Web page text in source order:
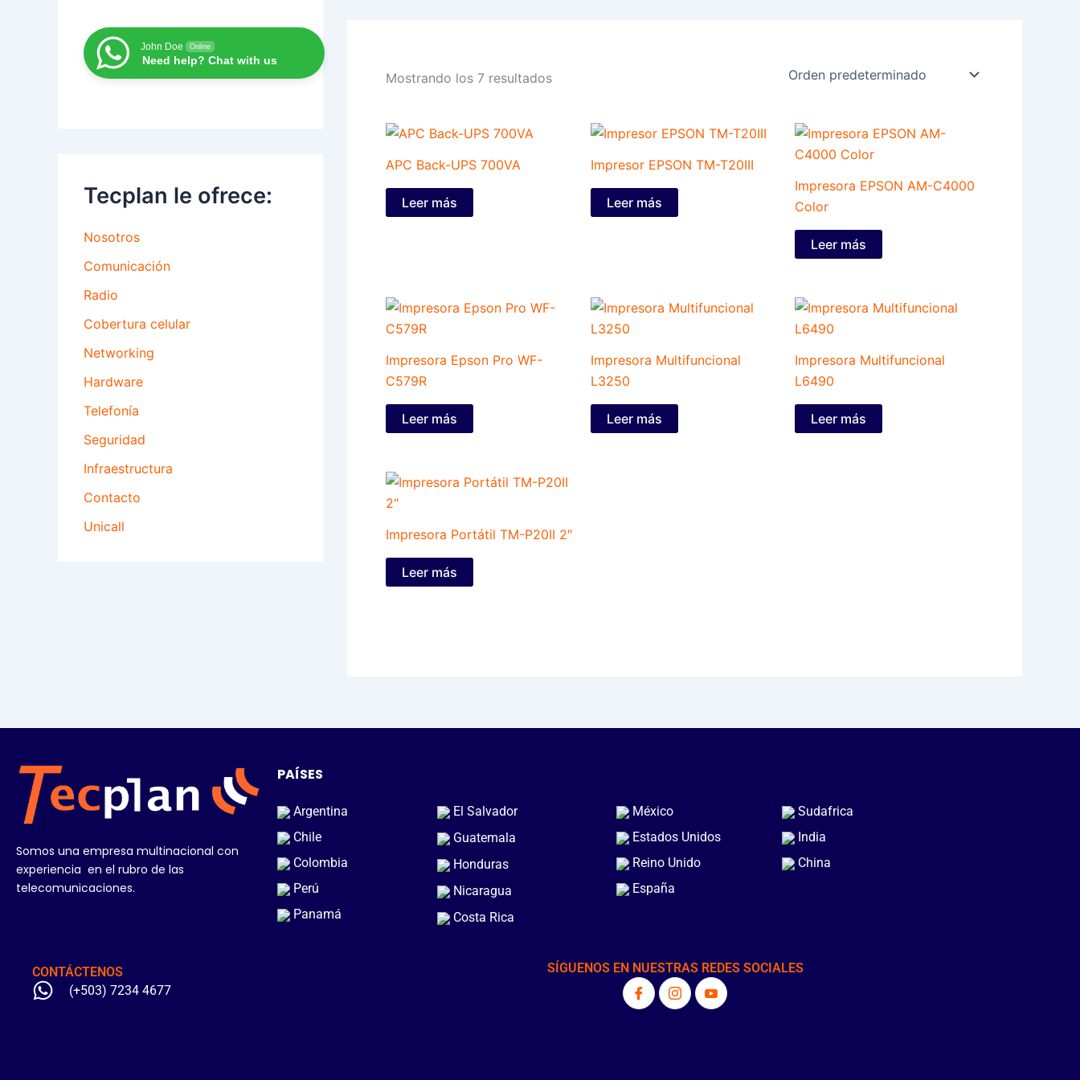
John Doe Online
Need help? Chat with us
Tecplan le ofrece:
Nosotros
Comunicación
Radio
Cobertura celular
Networking
Hardware
Telefonía
Seguridad
Infraestructura
Contacto
Unicall
Mostrando los 7 resultados
APC Back-UPS 700VA
Leer más
Impresor EPSON TM-T20III
Leer más
Impresora EPSON AM-C4000
Color
Leer más
Impresora Epson Pro WF-
C579R
Leer más
Impresora Multifuncional
L3250
Leer más
Impresora Multifuncional
L6490
Leer más
Impresora Portátil TM-P20II 2″
Leer más
Somos una empresa multinacional con
experiencia en el rubro de las
telecomunicaciones.
PAÍSES
Argentina
Chile
Colombia
Perú
Panamá
El Salvador
Guatemala
Honduras
Nicaragua
Costa Rica
México
Estados Unidos
Reino Unido
España
Sudafrica
India
China
CONTÁCTENOS
(+503) 7234 4677
SÍGUENOS EN NUESTRAS REDES SOCIALES